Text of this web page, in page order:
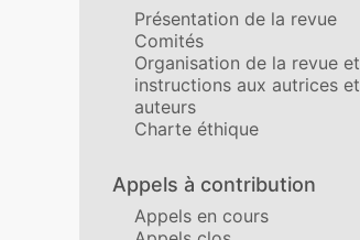
Présentation de la revue
Comités
Organisation de la revue et
instructions aux autrices et
auteurs
Charte éthique
Appels à contribution
Appels en cours